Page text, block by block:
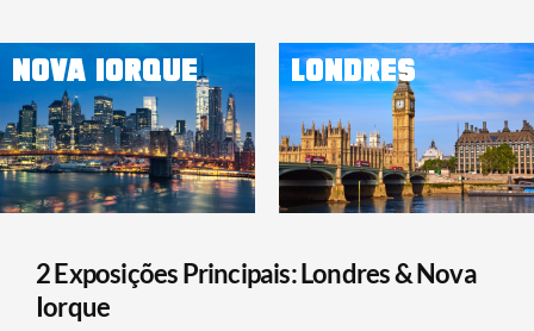
NOVA IORQUE LONDRES
2 Exposições Principais: Londres & Nova
Iorque